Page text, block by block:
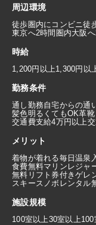
周辺環境
徒歩圏内にコンビニ徒
東京へ2時間圏内大阪
時給
1,200円以上1,300円以
勤務条件
通し勤務自宅からの通
髪色明るくてもOK革
交通費支給4万円以上
メリット
着物が着れる毎日温泉
食費無料マリンレジャ
無料リフト券付きゲレ
スキースノボレンタル
施設規模
100室以上30室以上100